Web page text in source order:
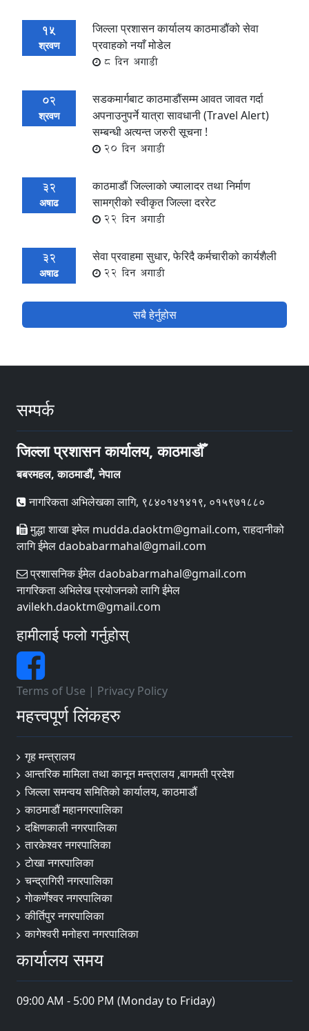
15
श्रवण
जिल्ला प्रशासन कार्यालय काठमाडौंको सेवा
प्रवाहको नयाँ मोडेल
8 दिन अगाडी
02
श्रवण
सडकमार्गबाट काठमाडौंसम्म आवत जावत गर्दा
अपनाउनुपर्ने यात्रा सावधानी (Travel Alert)
सम्बन्धी अत्यन्त जरुरी सूचना !
20 दिन अगाडी
32
अषाढ
काठमाडौं जिल्लाको ज्यालादर तथा निर्माण
सामग्रीको स्वीकृत जिल्ला दररेट
22 दिन अगाडी
32
अषाढ
सेवा प्रवाहमा सुधार, फेरिदै कर्मचारीको कार्यशैली
22 दिन अगाडी
सबै हेर्नुहोस
सम्पर्क
जिल्ला प्रशासन कार्यालय, काठमाडौँ
बबरमहल, काठमाडौं, नेपाल
नागरिकता अभिलेखका लागि, ९८४०१४१४१९, ०१५९७१८८०
मुद्धा शाखा इमेल mudda.daoktm@gmail.com, राहदानीको
लागि ईमेल daobabarmahal@gmail.com
प्रशासनिक ईमेल daobabarmahal@gmail.com
नागरिकता अभिलेख प्रयोजनको लागि ईमेल
avilekh.daoktm@gmail.com
हामीलाई फलो गर्नुहोस्
Terms of Use | Privacy Policy
महत्त्वपूर्ण लिंकहरु
गृह मन्त्रालय
आन्तरिक मामिला तथा कानून मन्त्रालय ,बागमती प्रदेश
जिल्ला समन्वय समितिको कार्यालय, काठमाडौं
काठमाडौं महानगरपालिका
दक्षिणकाली नगरपालिका
तारकेश्वर नगरपालिका
टाेखा नगरपालिका
चन्द्रागिरी नगरपालिका
गाेकर्णेश्वर नगरपालिका
कीर्तिपुर नगरपालिका
कागेश्वरी मनोहरा नगरपालिका
कार्यालय समय
09:00 AM - 5:00 PM (Monday to Friday)